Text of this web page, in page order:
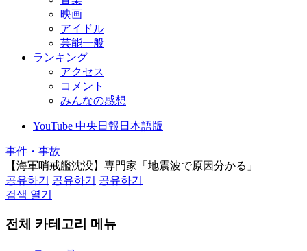
映画
アイドル
芸能一般
ランキング
アクセス
コメント
みんなの感想
YouTube 中央日報日本語版
事件・事故
【海軍哨戒艦沈没】専門家「地震波で原因分かる」
공유하기
공유하기
공유하기
검색 열기
전체 카테고리 메뉴